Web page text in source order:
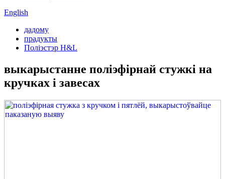
English
дадому
прадукты
Поліэстэр H&L
выкарыстанне поліэфірнай стужкі на
кручках і завесах